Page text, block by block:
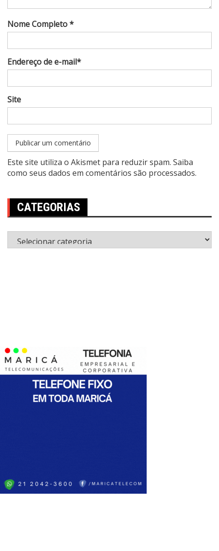
Nome Completo *
Endereço de e-mail*
Site
Este site utiliza o Akismet para reduzir spam. Saiba
como seus dados em comentários são processados.
CATEGORIAS
Categorias